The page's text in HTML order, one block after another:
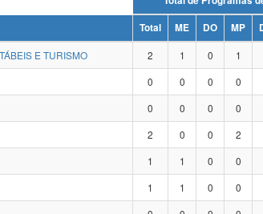
Total ME DO MP
E TURISMO
2 1 0 1
0 0 0 0
0 0 0 0
2 0 0 2
1 1 0 0
1 1 0 0